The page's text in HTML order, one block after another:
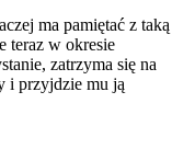
ma pamiętać z taką
teraz w okresie
zatrzyma się na
i przyjdzie mu ją